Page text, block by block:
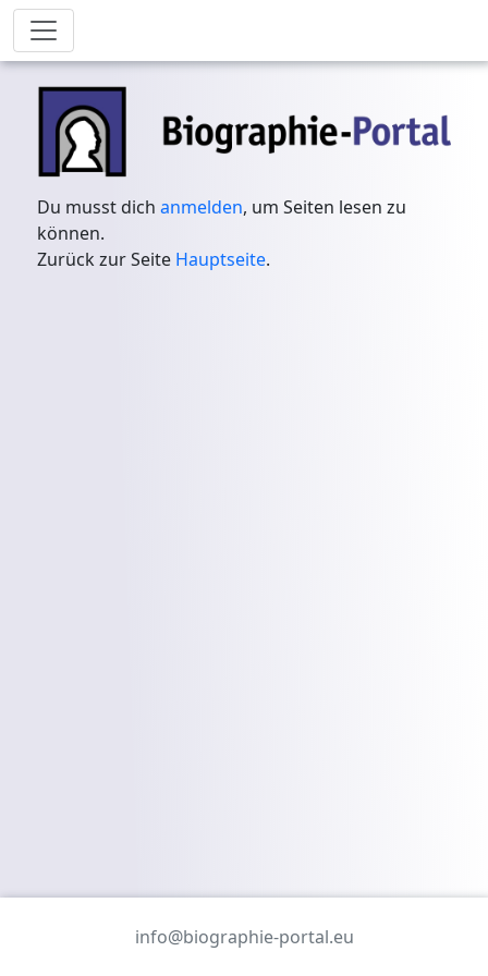
Du musst dichanmelden, um Seiten lesen zu
können.
Zurück zur Seite Hauptseite.
info@biographie-portal.eu